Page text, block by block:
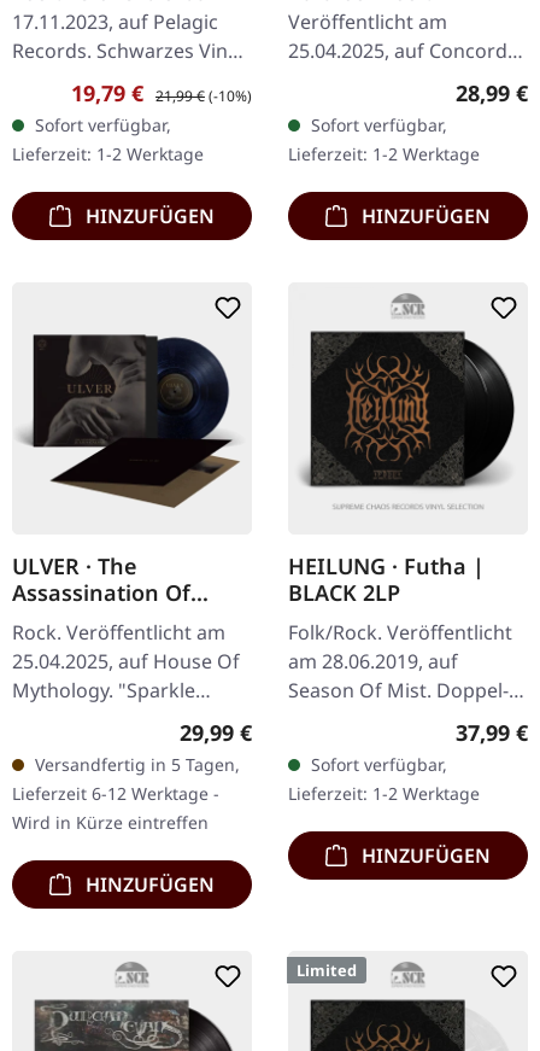
17.11.2023, auf Pelagic
Records. Schwarzes Vinyl.
Repeater von Soars stellt
eine nuancierte
Erweiterung der Genres
Post Rock…
Verkaufspreis:
19,79 € Regulärer Preis:
21,99 €(-10%)
Sofort verfügbar,
Lieferzeit: 1-2 Werktage
HINZUFÜGEN
Veröffentlicht am
25.04.2025, auf Concord
Records. Schwarzes Vinyl.
Aufwändig gestaltete, von
Papa V inspirierte
Illustration auf…
28,99 €
Sofort verfügbar,
Lieferzeit: 1-2 Werktage
HINZUFÜGEN
ULVER · The
Assassination Of
Julius Caesar |
SPARKLE UNIVERSE LP
Rock. Veröffentlicht am
25.04.2025, auf House Of
Mythology. "Sparkle
Universe" Vinyl mit 4-
seitigem Insert und
gefütterter Innentasche.
"The…
Regulärer Preis:
29,99 €
Versandfertig in 5 Tagen,
Lieferzeit 6-12 Werktage -
Wird in Kürze eintreffen
HINZUFÜGEN
HEILUNG · Futha |
BLACK 2LP
Folk/Rock. Veröffentlicht
am 28.06.2019, auf
Season Of Mist. Doppel-
LP auf schwarzem Vinyl
Heißprägedruck. Das
Album "Futha" von…
37,99 €
Sofort verfügbar,
Lieferzeit: 1-2 Werktage
HINZUFÜGEN
Limited